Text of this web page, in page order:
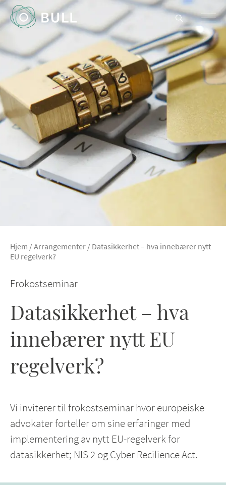
Hjem /Arrangementer / Datasikkerhet – hva innebærer nytt
EU regelverk?
Frokostseminar
Datasikkerhet – hva
innebærer nytt EU
regelverk?
Vi inviterer til frokostseminar hvor europeiske
advokater forteller om sine erfaringer med
implementering av nytt EU-regelverk for
datasikkerhet; NIS 2 og Cyber Recilience Act.